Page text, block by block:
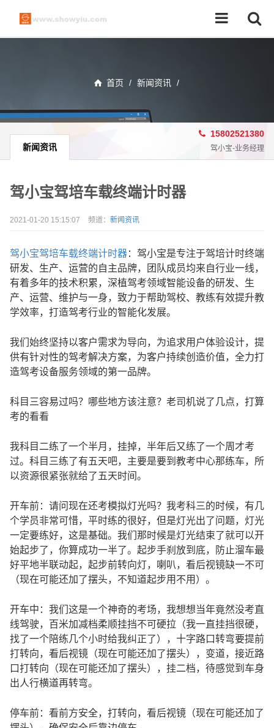
首页 / 新闻资讯 /
新闻资讯
15802521380
驾小宝-业务经理
驾小宝驾培车载终端计时器
2021-01-20 15:15:07 频道： 新闻资讯
驾小宝驾培车载终端计时器：驾小宝是专注于驾培计时终端
研发、生产、运营的自主品牌，团队成员均来自行业一线，
有着多年的技术积累，深植驾考领域智能设备的研发、生
产、运营、维护与一身，致力于帮助驾校、教练有效提升教
学效率，打造驾考行业的智能化发展。
我们始终坚持以客户需求为导向，为追求用户体验设计，提
供有针对性的驾考解决方案，为客户持续创造价值，全力打
造驾考设备服务领域的第一品牌。
科目三容易过吗？哪些地方该注意？老司机说了几点，打算
考的看看
我科目二练了一个半月，挂掉，半年后又练了一个周才考
过。科目三练了有五天吧，主要是要到教考中心那练车，所
以资源很紧张就给了五天时间。
开车前：请问现在还考模拟灯光吗？我考科三的时候，有几
个学员非常可惜，平时练的很好，但是灯光出了问题，灯光
一定要练好，这是基础。我们那时候是灯光结束了就可以开
始起步了，你算成功一半了。起步手刹放到底，防止溜车最
好平地半联动起，起步前转向灯，喇叭，看后视镜缺一不可
（现在可能还加了摆头，不知道起步用不用）。
开车中：我们这是一个神奇的考场，我想想当年竟然没考直
线驾驶，百米加减档柔顺挂挡不可硬拉（我一直挂挡很硬，
找了一个陪练几个小时给我纠正了），十字路口转弯要提前
打转向，看后视镜（现在可能还加了摆头），变道，接近路
口打转向（现在可能还加了摆头），挂二档，待感觉到车身
出人行横道再转弯。
停车前：看前方安全，打转向，看后视镜（现在可能还加了